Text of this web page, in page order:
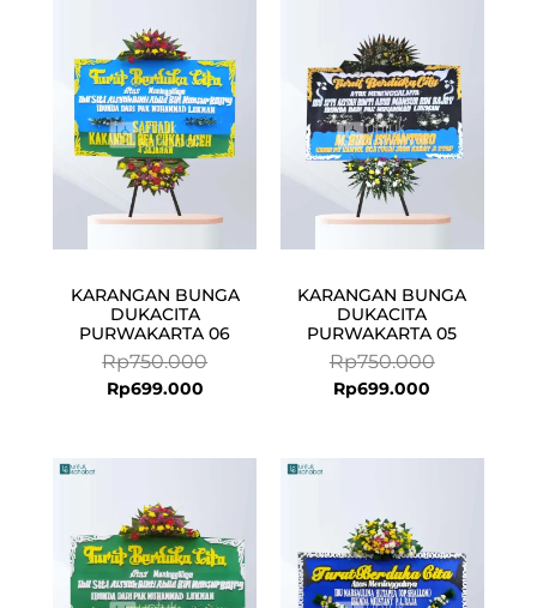
KARANGAN BUNGA
DUKACITA
PURWAKARTA 06
Rp750.000
Rp750.000.
Rp699.000
Rp699.000.
KARANGAN BUNGA
DUKACITA
PURWAKARTA 05
Rp750.000
Rp750.000.
Rp699.000
Rp699.000.